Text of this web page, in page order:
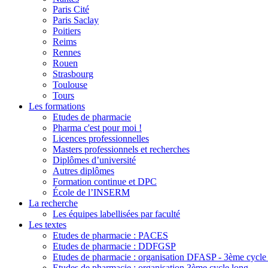
Paris Cité
Paris Saclay
Poitiers
Reims
Rennes
Rouen
Strasbourg
Toulouse
Tours
Les formations
Etudes de pharmacie
Pharma c'est pour moi !
Licences professionnelles
Masters professionnels et recherches
Diplômes d’université
Autres diplômes
Formation continue et DPC
École de l’INSERM
La recherche
Les équipes labellisées par faculté
Les textes
Etudes de pharmacie : PACES
Etudes de pharmacie : DDFGSP
Etudes de pharmacie : organisation DFASP - 3ème